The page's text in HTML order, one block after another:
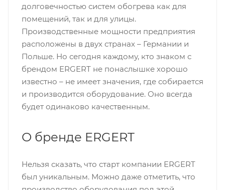
долговечностью систем обогрева как для
помещений, так и для улицы.
Производственные мощности предприятия
расположены в двух странах – Германии и
Польше. Но сегодня каждому, кто знаком с
брендом ERGERT не понаслышке хорошо
известно – не имеет значения, где собирается
и производится оборудование. Оно всегда
будет одинаково качественным.
О бренде ERGERT
Нельзя сказать, что старт компании ERGERT
был уникальным. Можно даже отметить, что